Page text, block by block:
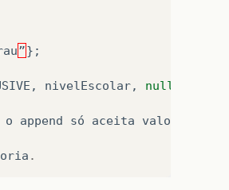
”};
, nivelEscolar, null
o append só aceita valor
.